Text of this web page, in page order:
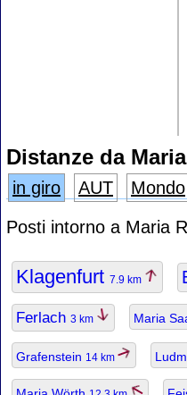
Distanze da
in giro AUT
Mondo
Posti intorno a Maria
Klagenfurt 7.9 km
Ferlach 3 km Maria
Grafenstein 14 km